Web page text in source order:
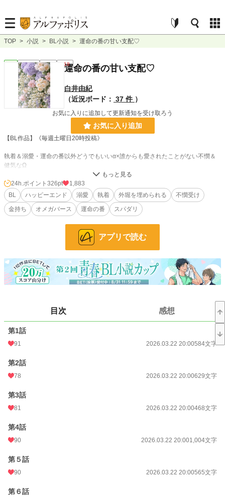
TOP > 小説 > BL小説 > 運命の番の甘い支配♡
連載中 長編 R18
運命の番の甘い支配♡
白井由紀
（近況ボード： 37 件 ）
お気に入りに追加して更新通知を受け取ろう
お気に入り追加
【BL作品】《毎週土曜日20時投稿》
執着＆溺愛・運命の番以外どうでもいいα×誰からも愛されたことがない不憫＆
健気なΩ
誰からも愛されず、孤独に生きてきたオメガの千紘(ちひろ)は、昔から運命の番
に憧れがあり、心の支えだった。母親の借金のために上京し、アルバイトで生活
をしながら運命の番との出会いを待ち続けていたが、出会えなかった。ある日、
バイトの先輩からアルファとオメガが集う、パーティーの招待券を貰う。そこ
ころ、絡んできたアルファから運命の番に助けて貰った。
その後、ダンスに誘われ踊った後、引き止められて発情してしまった。発情期
中、優しくしてもらったことに戸惑い、自分には不釣り合いだと感じて逃げ出し
不憫なオメガが運命の番と出会って溺愛される、シンデレラストーリー♡
★ハッピーエンド作品です
※この作品は、BL作品です。苦手な方はそっと回れ右してください🙏
※これは創作物です、都合がいいように解釈させていただくことがありますので
※フィクション作品です
※誤字脱字は見つけ次第訂正しますが、脳内変換、受け流してくれると幸いです
BL
24h.ポイント 326pt
1,883
BL
ハッピーエンド 溺愛 執着 外堀を埋められる
不憫受け
金持ち
オメガバース 運命の番 スパダリ
アプリで読む
目次 感想
第1話
91 2026.03.22 20:00584文字
第2話
78 2026.03.22 20:00629文字
第3話
81 2026.03.22 20:00468文字
第4話
90 2026.03.22 20:001,004文字
第５話
90 2026.03.22 20:00565文字
第６話